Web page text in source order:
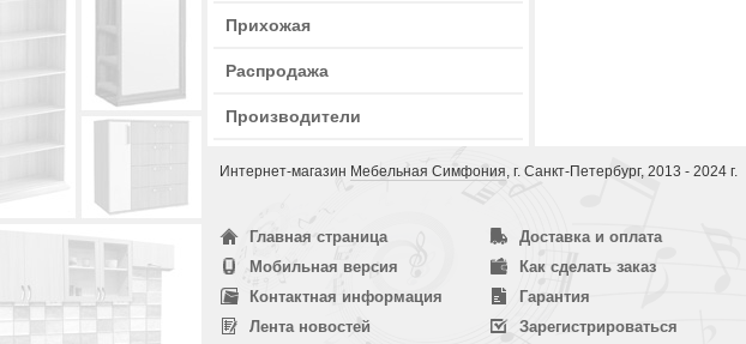
Прихожая
Распродажа
Производители
Интернет-магазин Мебельная Симфония, г. Санкт-Петербург, 2013 - 2024 г.
Главная страница
Мобильная версия
Контактная информация
Лента новостей
Доставка и оплата
Как сделать заказ
Гарантия
Зарегистрироваться